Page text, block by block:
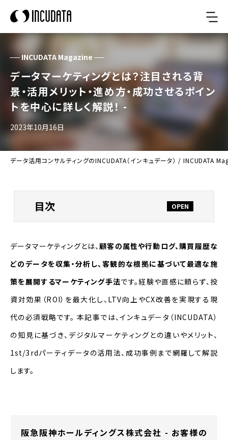
INCUDATA Magazine
データマーケティングとは？注目される背
景・活用メリット・進め方・成功させるポイン
トを中心に詳しく解説！ -
2023年10月16日
データ活用コンサルティングのINCUDATA（インキュデータ） / INCUDATA
目次
データドリブンマーケティングとの違い
デジタルマーケティングとの違い
データマーケティングが注目される背景
デジタル技術の発展
効率的にサービス・商品を販売できる
データマーケティングとは、顧客の属性や行動ログ、購買履歴な
どのデータを収集・分析し、客観的な根拠に基づいて最適な施
策を展開するマーケティング手法です。経験や直感に頼らず、投
資対効果（ROI）を最大化し、LTV向上やCX改善を実現する現
代の必須戦略です。 本記事では、インキュデータ（INCUDATA）
の知見に基づき、デジタルマーケティングとの違いやメリット、
1st/3rdパーティデータの活用法、成功事例まで網羅して解説
します。
阪急阪神ホールディングス株式会社 - お客様の